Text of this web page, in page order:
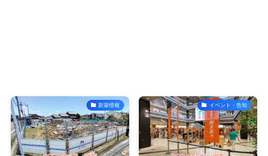
新築情報 イベント・告知